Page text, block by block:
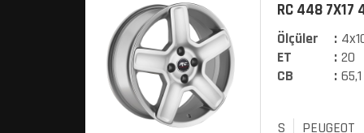
RC 448 7X17
Ölçüler :
ET
: 20
CB
: 65,1
S PEUGEOT